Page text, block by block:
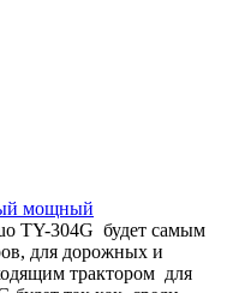
мощный
TY-304G будет самым
для дорожных и
трактором для